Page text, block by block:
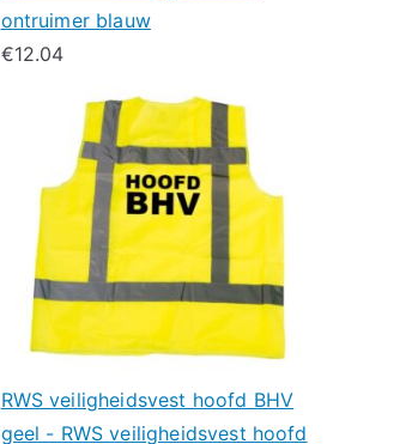
ontruimer blauw
€12.04
RWS veiligheidsvest hoofd BHV
geel - RWS veiligheidsvest hoofd